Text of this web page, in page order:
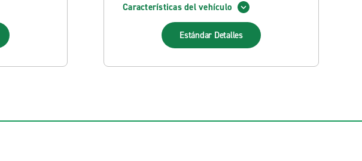
Características del vehículo
Estándar Detalles